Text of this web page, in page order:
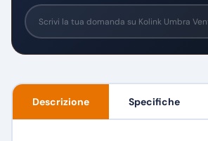
Descrizione Specifiche